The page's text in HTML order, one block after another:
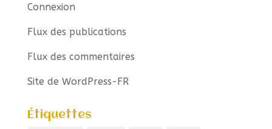
Connexion
Flux des publications
Flux des commentaires
Site de WordPress-FR
Étiquettes